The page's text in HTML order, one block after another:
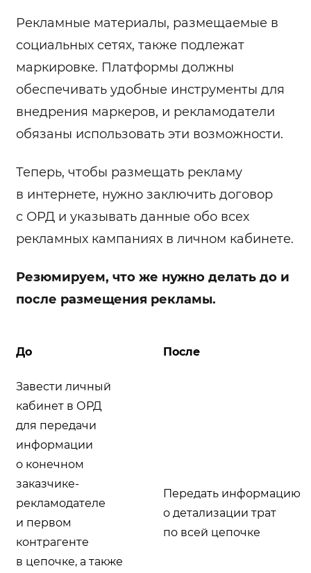
Рекламные материалы, размещаемые в
социальных сетях, также подлежат
маркировке. Платформы должны
обеспечивать удобные инструменты для
внедрения маркеров, и рекламодатели
обязаны использовать эти возможности.
Теперь, чтобы размещать рекламу
в интернете, нужно заключить договор
с ОРД и указывать данные обо всех
рекламных кампаниях в личном кабинете.
Резюмируем, что же нужно делать до и
после размещения рекламы.
До После
Завести личный
кабинет в ОРД
для передачи
информации
о конечном
заказчике-
рекламодателе
и первом
контрагенте
в цепочке, а также
Передать информацию
о детализации трат
по всей цепочке